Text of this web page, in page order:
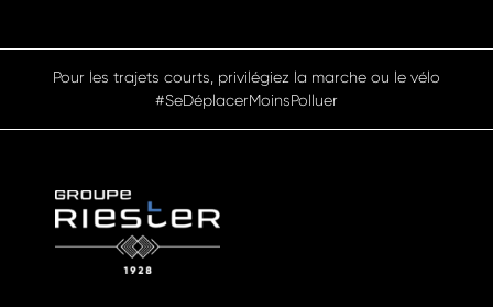
Pour les trajets courts, privilégiez la marche ou le vélo
#SeDéplacerMoinsPolluer